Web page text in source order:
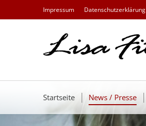
Impressum Datenschutzerklärung
Startseite News / Presse